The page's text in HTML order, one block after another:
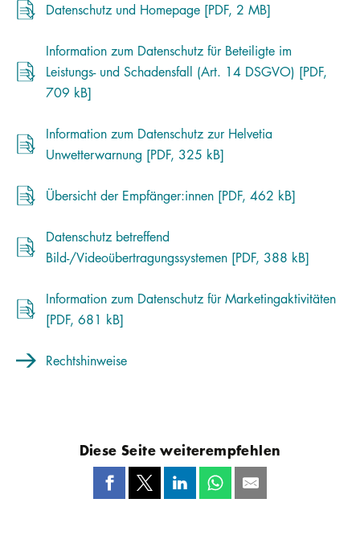
Datenschutz und Homepage [PDF, 2 MB]
Information zum Datenschutz für Beteiligte im
Leistungs- und Schadensfall (Art. 14 DSGVO) [PDF,
709 kB]
Information zum Datenschutz zur Helvetia
Unwetterwarnung [PDF, 325 kB]
Übersicht der Empfänger:innen [PDF, 462 kB]
Datenschutz betreffend
Bild-/Videoübertragungssystemen [PDF, 388 kB]
Information zum Datenschutz für Marketingaktivitäten
[PDF, 681 kB]
Rechtshinweise
Diese Seite weiterempfehlen